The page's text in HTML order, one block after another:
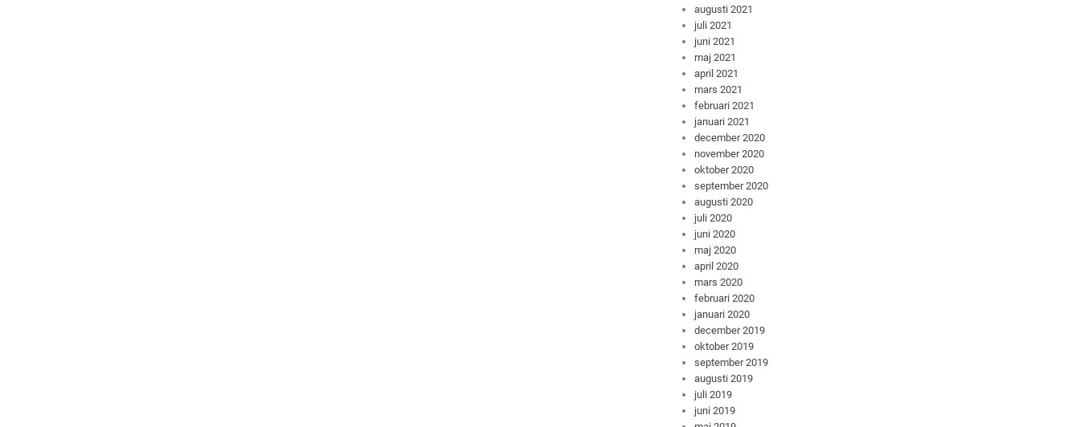
augusti 2021
juli 2021
juni 2021
maj 2021
april 2021
mars 2021
februari 2021
januari 2021
december 2020
november 2020
oktober 2020
september 2020
augusti 2020
juli 2020
juni 2020
maj 2020
april 2020
mars 2020
februari 2020
januari 2020
december 2019
oktober 2019
september 2019
augusti 2019
juli 2019
juni 2019